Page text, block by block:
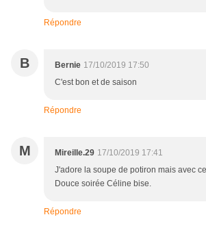
Répondre
B Bernie 17/10/2019 17:50
C'est bon et de saison
Répondre
M Mireille.29 17/10/2019 17:41
J'adore la soupe de potiron mais avec
Douce soirée Céline bise.
Répondre